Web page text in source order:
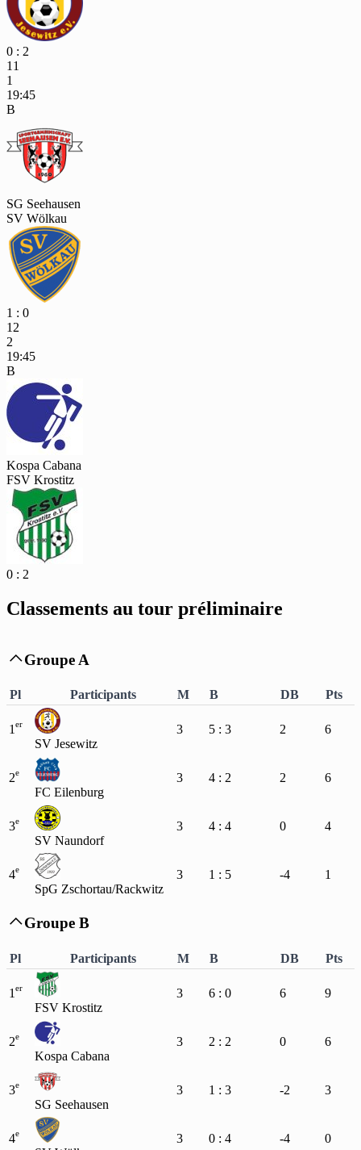
0 : 2
11
1
19:45
B
SG Seehausen
SV Wölkau
1 : 0
12
2
19:45
B
Kospa Cabana
FSV Krostitz
0 : 2
Classements au tour préliminaire
 Groupe A
Pl Participants M B DB Pts
1 er
SV Jesewitz
3 5 : 3 2 6
2e
FC Eilenburg
3 4 : 2 2 6
3e
SV Naundorf
3 4 : 4 0 4
4e
SpG Zschortau/Rackwitz
3 1 : 5 -4 1
 Groupe B
Pl Participants M B DB Pts
1 er
FSV Krostitz
3 6 : 0 6 9
2e
Kospa Cabana
3 2 : 2 0 6
3e
SG Seehausen
3 1 : 3 -2 3
4e 3 0 : 4 -4 0